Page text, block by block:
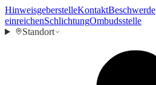
HinweisgeberstelleKontaktBeschwerde
einreichenSchlichtungOmbudsstelle
Standort